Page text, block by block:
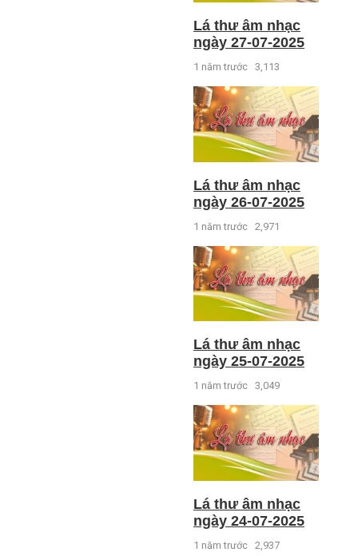
Lá thư âm nhạc
ngày 27-07-2025
1 năm trước 3,113
Lá thư âm nhạc
ngày 26-07-2025
1 năm trước 2,971
Lá thư âm nhạc
ngày 25-07-2025
1 năm trước 3,049
Lá thư âm nhạc
ngày 24-07-2025
1 năm trước 2,937